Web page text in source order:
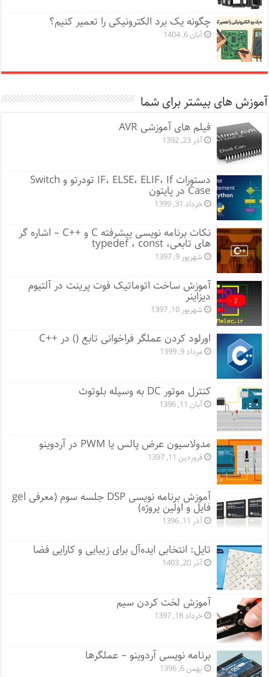
چگونه یک برد الکترونیکی را تعمیر کنیم؟
آبان 6, 1404
آموزش های بیشتر برای شما
فیلم های آموزشی AVR
آذر 23, 1392
دستورات IF، ELSE، ELIF، If تودرتو و Switch
Case در پایتون
خرداد 31, 1399
نکات برنامه نویسی پیشرفته C و ++C – اشاره گر
های تابعی، typedef ، const
شهریور 9, 1397
آموزش ساخت اتوماتیک فوت پرینت در آلتیوم
دیزاینر
شهریور 10, 1397
اورلود کردن عملگر فراخوانی تابع () در ++C
مرداد 9, 1399
کنترل موتور DC به وسیله بلوتوث
آبان 11, 1396
مدولاسیون عرض پالس یا PWM در آردوینو
فروردین 11, 1397
آموزش برنامه نویسی DSP جلسه سوم (معرفی gel
فایل و اولین پروژه)
آذر 11, 1396
تایل: انتخابی ایده‌آل برای زیبایی و کارایی فضا
آذر 20, 1403
آموزش لخت کردن سیم
خرداد 18, 1397
برنامه نویسی آردوینو – عملگرها
بهمن 6, 1396